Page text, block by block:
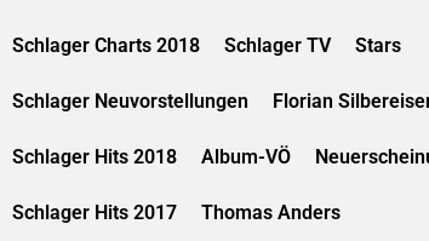
Schlager Charts 2018 Schlager TV Stars
Schlager Neuvorstellungen Florian
Schlager Hits 2018 Album-VÖ
Schlager Hits 2017 Thomas Anders